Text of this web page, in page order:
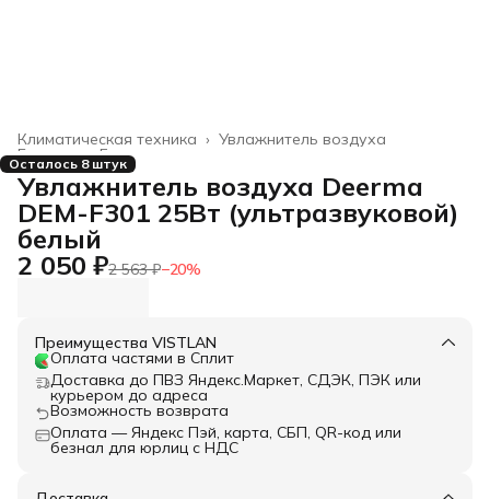
Увлажнитель воздуха
Климатическая техника ›
Бытовая техника
Главная ›
Осталось 8 штук
Увлажнитель воздуха Deerma
DEM-F301 25Вт (ультразвуковой)
белый
2 050 ₽2 563 ₽−20%
Преимущества VISTLAN
Оплата частями в Сплит
Доставка до ПВЗ Яндекс.Маркет, СДЭК, ПЭК или
курьером до адреса
Возможность возврата
Оплата — Яндекс Пэй, карта, СБП, QR-код или
безнал для юрлиц с НДС